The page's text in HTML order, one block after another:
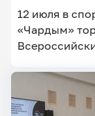
Главные
новости
12 июля в
«Чардым»